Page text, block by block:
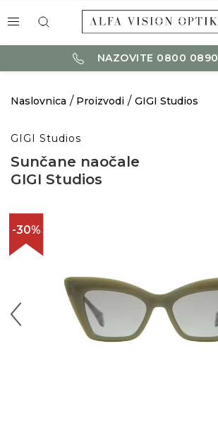
NAZOVITE 0800 0890
Naslovnica Proizvodi GIGI Studios
GIGI Studios
Sunčane naočale
GIGI Studios
-30%